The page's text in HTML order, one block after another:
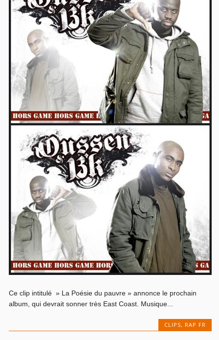
Ce clip intitulé » La Poésie du pauvre » annonce le prochain
album, qui devrait sonner très East Coast. Musique...
CLIPS, RAP FR